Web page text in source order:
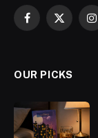
Facebook
X
OUR PICKS